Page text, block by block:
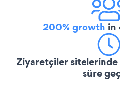
200% growth in
Ziyaretçiler sitelerinde
süre